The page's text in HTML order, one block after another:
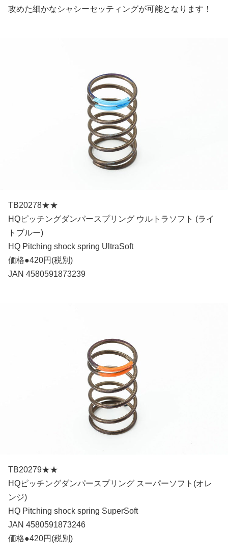
攻めた細かなシャシーセッティングが可能となります！
TB20278★★
HQピッチングダンパースプリング ウルトラソフト (ライ
トブルー)
HQ Pitching shock spring UltraSoft
価格●420円(税別)
JAN 4580591873239
TB20279★★
HQピッチングダンパースプリング スーパーソフト(オレ
ンジ)
HQ Pitching shock spring SuperSoft
JAN 4580591873246
価格●420円(税別)